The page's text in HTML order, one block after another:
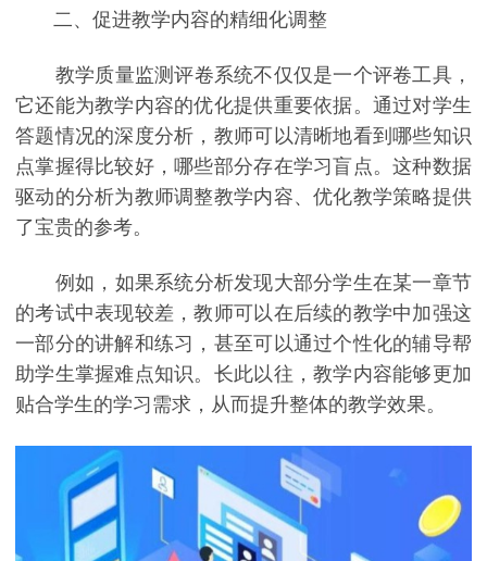
二、促进教学内容的精细化调整
教学质量监测评卷系统不仅仅是一个评卷工具，
它还能为教学内容的优化提供重要依据。通过对学生
答题情况的深度分析，教师可以清晰地看到哪些知识
点掌握得比较好，哪些部分存在学习盲点。这种数据
驱动的分析为教师调整教学内容、优化教学策略提供
了宝贵的参考。
例如，如果系统分析发现大部分学生在某一章节
的考试中表现较差，教师可以在后续的教学中加强这
一部分的讲解和练习，甚至可以通过个性化的辅导帮
助学生掌握难点知识。长此以往，教学内容能够更加
贴合学生的学习需求，从而提升整体的教学效果。